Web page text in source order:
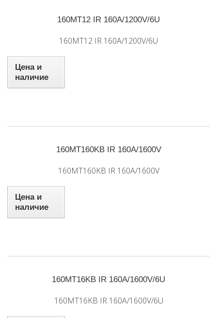
160MT12 IR 160A/1200V/6U
160MT12 IR 160A/1200V/6U
Цена и
наличие
160MT160KB IR 160A/1600V
160MT160KB IR 160A/1600V
Цена и
наличие
160MT16KB IR 160A/1600V/6U
160MT16KB IR 160A/1600V/6U